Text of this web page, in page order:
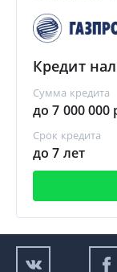
Кредит
Сумма кредита
до 7 000 000
Срок кредита
до 7 лет